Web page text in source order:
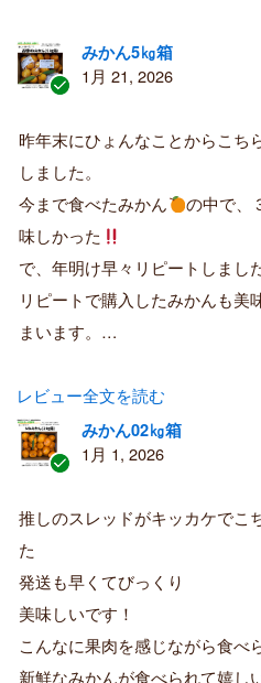
証
済
み
購
者
みかん5㎏箱
1月 21, 2026
昨年末にひょんなことからこち
しました。
今まで食べたみかん
の中で、
味しかった
で、年明け早々リピートしました
リピートで購入したみかんも美
まいます。…
レビュー全文を読む
証
済
購
者
みかん02㎏箱
1月 1, 2026
推しのスレッドがキッカケでこ
た
発送も早くてびっくり
美味しいです！
こんなに果肉を感じながら食べ
新鮮なみかんが食べられて嬉し